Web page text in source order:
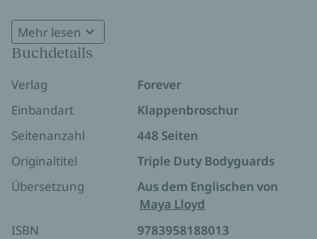
von Albträumen heimgesucht wird.
Die drei muskelbepackten Männer bewachen Briar
Wahnsinn. Ihr Gehirn setzt aus, wenn die drei in
ihrer Nähe sind. Die Spannung zwischen ihnen ist
unerträglich, denn sie wollen Briar. Alle drei. Doch
der Stalker lässt nicht locker, und die Bodyguards
dürfen sich nicht von ihrer Mission ablenken lassen,
sonst riskieren sie Briars Leben ...
TRIPLE DUTY BODYGUARDSist eine extra spicy Reverse-
Mehr lesen
Buchdetails
Verlag
Forever
Einbandart
Klappenbroschur
Seitenanzahl
448 Seiten
Originaltitel
Triple Duty Bodyguards
Übersetzung
Aus dem Englischen von
Maya Lloyd
ISBN
9783958188013